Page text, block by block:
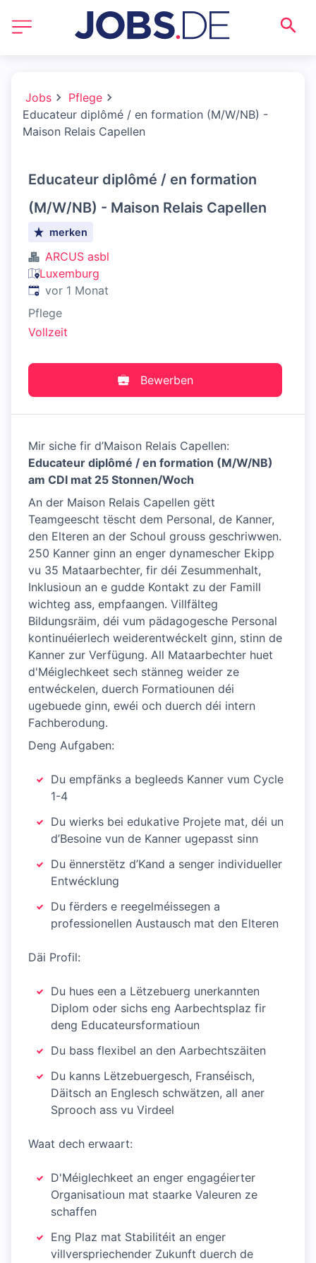
Jobs
Pflege
Educateur diplômé / en formation (M/W/NB) -
Maison Relais Capellen
Educateur diplômé / en formation
(M/W/NB) - Maison Relais Capellen
merken
ARCUS asbl
Luxemburg
Veröffentlicht:
vor 1 Monat
Pflege
Vollzeit
Bewerben
Mir siche fir d’Maison Relais Capellen:
Educateur diplômé / en formation (M/W/NB)
am CDI mat 25 Stonnen/Woch
An der Maison Relais Capellen gëtt
Teamgeescht tëscht dem Personal, de Kanner,
den Elteren an der Schoul grouss geschriwwen.
250 Kanner ginn an enger dynamescher Ekipp
vu 35 Mataarbechter, fir déi Zesummenhalt,
Inklusioun an e gudde Kontakt zu der Famill
wichteg ass, empfaangen. Villfälteg
Bildungsräim, déi vum pädagogesche Personal
kontinuéierlech weiderentwéckelt ginn, stinn de
Kanner zur Verfügung. All Mataarbechter huet
d'Méiglechkeet sech stänneg weider ze
entwéckelen, duerch Formatiounen déi
ugebuede ginn, ewéi och duerch déi intern
Fachberodung.
Deng Aufgaben:
Du empfänks a begleeds Kanner vum Cycle
1-4
Du wierks bei edukative Projete mat, déi un
d’Besoine vun de Kanner ugepasst sinn
Du ënnerstëtz d’Kand a senger individueller
Entwécklung
Du fërders e reegelméissegen a
professionellen Austausch mat den Elteren
Däi Profil:
Du hues een a Lëtzebuerg unerkannten
Diplom oder sichs eng Aarbechtsplaz fir
deng Educateursformatioun
Du bass flexibel an den Aarbechtszäiten
Du kanns Lëtzebuergesch, Franséisch,
Däitsch an Englesch schwätzen, all aner
Sprooch ass vu Virdeel
Waat dech erwaart:
D'Méiglechkeet an enger engagéierter
Organisatioun mat staarke Valeuren ze
schaffen
Eng Plaz mat Stabilitéit an enger
villverspriechender Zukunft duerch de